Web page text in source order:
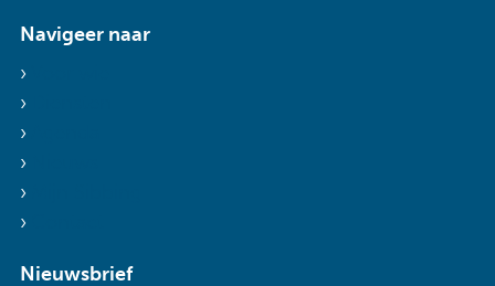
Navigeer naar
Nieuwsbrief